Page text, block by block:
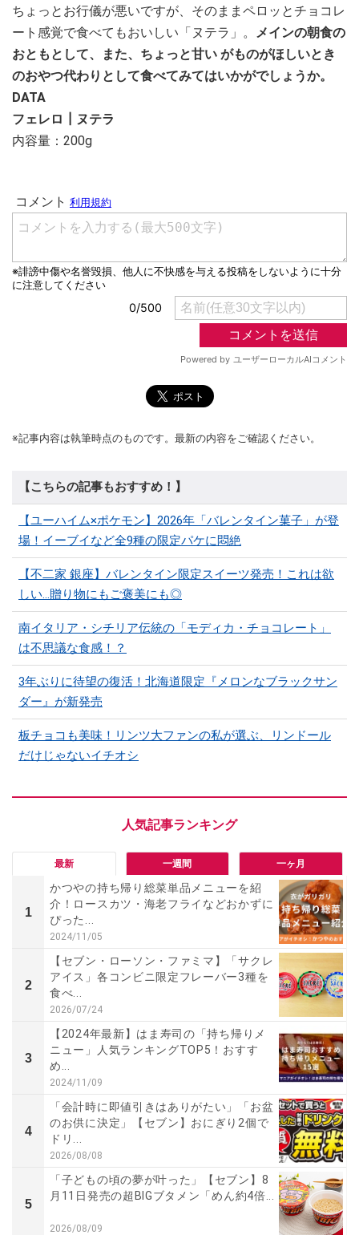
ちょっとお行儀が悪いですが、そのままペロッとチョコレ
ート感覚で食べてもおいしい「ヌテラ」。 メインの朝食の
おともとして、また、ちょっと甘い がものがほしいとき
のおやつ代わりとして食べてみてはいかがでしょうか。
DATA
フェレロ┃ヌテラ
内容量：200g
※記事内容は執筆時点のものです。最新の内容をご確認ください。
【こちらの記事もおすすめ！】
【ユーハイム×ポケモン】2026年「バレンタイン菓子」が登
場！イーブイなど全9種の限定パケに悶絶
【不二家 銀座】バレンタイン限定スイーツ発売！これは欲
しい…贈り物にもご褒美にも◎
南イタリア・シチリア伝統の「モディカ・チョコレート」
は不思議な食感！？
3年ぶりに待望の復活！北海道限定『メロンなブラックサン
ダー』が新発売
板チョコも美味！リンツ大ファンの私が選ぶ、リンドール
だけじゃないイチオシ
最新 一週間 一ヶ月
1
かつやの持ち帰り総菜単品メニューを紹
介！ロースカツ・海老フライなどおかずに
ぴった...
2024/11/05
2
【セブン・ローソン・ファミマ】「サクレ
アイス」各コンビニ限定フレーバー3種を
食べ...
2026/07/24
3
【2024年最新】はま寿司の「持ち帰りメ
ニュー」人気ランキングTOP5！おすす
め...
2024/11/09
4
「会計時に即値引きはありがたい」「お盆
のお供に決定」【セブン】おにぎり2個で
ドリ...
2026/08/08
5
「子どもの頃の夢が叶った」【セブン】8
月11日発売の超BIGブタメン「めん約4倍...
2026/08/09